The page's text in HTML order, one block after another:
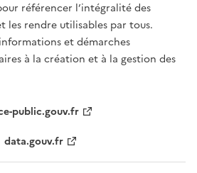
référencer l’intégralité des
les rendre utilisables par tous.
et démarches
à la création et à la gestion des
public.gouv.fr
data.gouv.fr